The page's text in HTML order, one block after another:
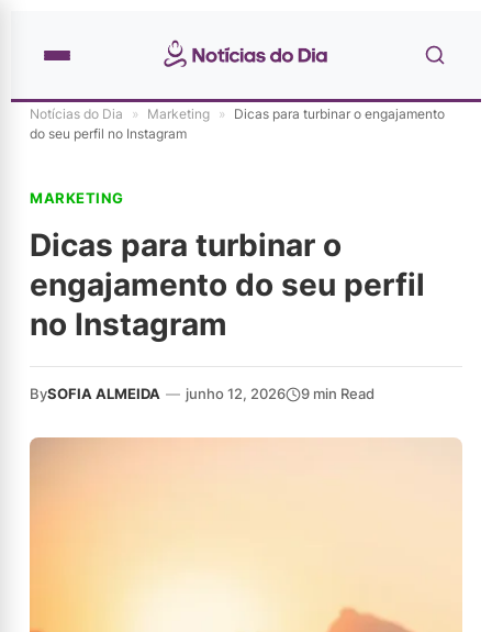
Notícias do Dia » Marketing » Dicas para turbinar o engajamento
do seu perfil no Instagram
MARKETING
Dicas para turbinar o
engajamento do seu perfil
no Instagram
BySOFIA ALMEIDA — junho 12, 2026 9 min Read